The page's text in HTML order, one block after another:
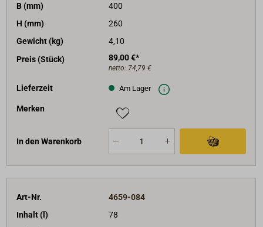
B (mm)
400
H (mm)
260
Gewicht (kg)
4,10
Preis (Stück)
89,00 €*
netto: 74,79 €
Lieferzeit Am Lager
Merken
In den Warenkorb
Art-Nr.
4659-084
Inhalt (l)
78